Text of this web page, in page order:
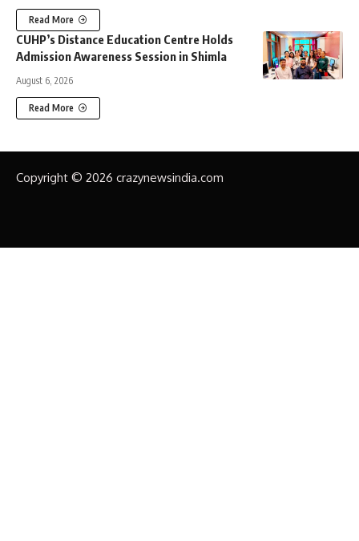
Read More
CUHP’s Distance Education Centre Holds
Admission Awareness Session in Shimla
August 6, 2026
Read More
Copyright © 2026 crazynewsindia.com